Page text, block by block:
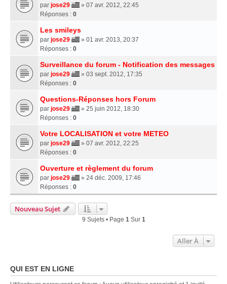
par jose29
» 07 avr. 2012, 22:45
Réponses : 0
Les smileys
par jose29
» 01 avr. 2013, 20:37
Réponses : 0
Surveillance du forum - Notification des messages
par jose29
» 03 sept. 2012, 17:35
Réponses : 0
Questions-Réponses hors Forum
par jose29
» 25 juin 2012, 18:30
Réponses : 0
Votre LOCALISATION et votre METEO
par jose29
» 07 avr. 2012, 22:25
Réponses : 0
Ouverture et règlement du forum
par jose29
» 24 déc. 2009, 17:46
Réponses : 0
Nouveau Sujet
9 Sujets • Page 1 Sur 1
Aller À
QUI EST EN LIGNE